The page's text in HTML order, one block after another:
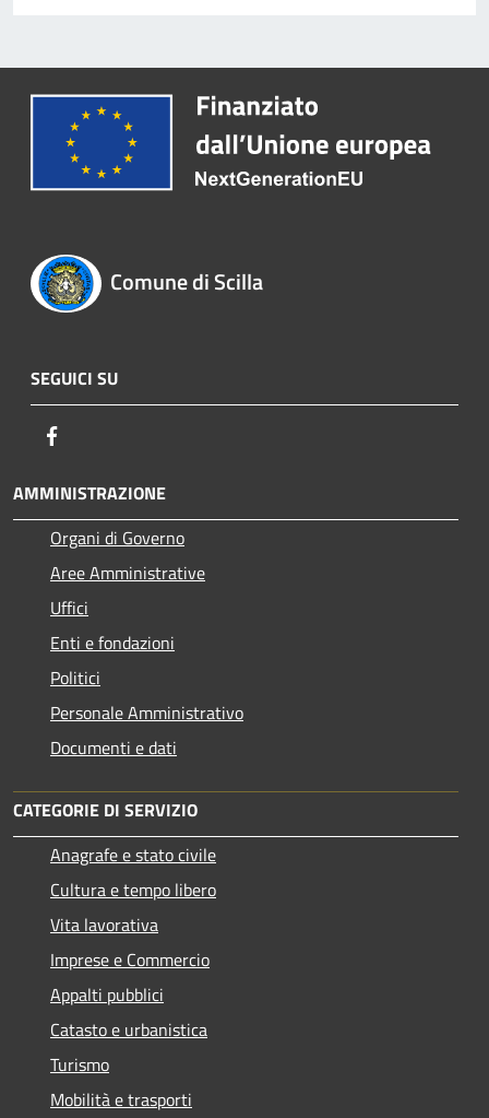
Comune di Scilla
SEGUICI SU
AMMINISTRAZIONE
Organi di Governo
Aree Amministrative
Uffici
Enti e fondazioni
Politici
Personale Amministrativo
Documenti e dati
CATEGORIE DI SERVIZIO
Anagrafe e stato civile
Cultura e tempo libero
Vita lavorativa
Imprese e Commercio
Appalti pubblici
Catasto e urbanistica
Turismo
Mobilità e trasporti